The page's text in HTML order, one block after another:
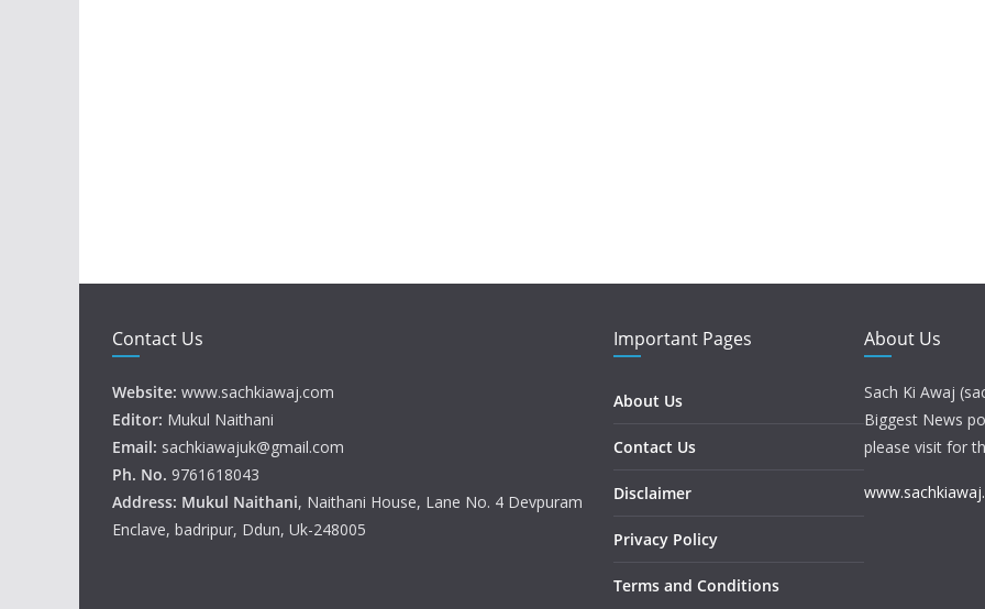
Contact Us
Website: www.sachkiawaj.com
Editor: Mukul Naithani
Email: sachkiawajuk@gmail.com
Ph. No. 9761618043
Address: Mukul Naithani, Naithani House, Lane No. 4 Devpuram
Enclave, badripur, Ddun, Uk-248005
Important Pages
About Us
Contact Us
Disclaimer
Privacy Policy
Terms and Conditions
About Us
Sach Ki Awaj
Biggest News
please visit for